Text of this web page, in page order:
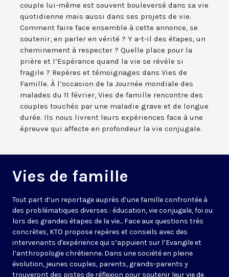
couple lui-même est souvent bouleversé dans sa vie
quotidienne mais aussi dans ses projets de vie.
Comment faire face ensemble à cette annonce, se
soutenir, en parler en vérité ? Y a-t-il des étapes, un
cheminement à respecter ? Quelle place pour la
prière et l’Espérance quand la vie se révèle si
fragile ? Repères et témoignages dans Vies de
Famille. À l’occasion de la Journée mondiale des
malades du 11 février, Vies de famille rencontre des
couples touchés par une maladie grave et de longue
durée. Ils nous livrent leurs expériences face à une
épreuve qui affecte en profondeur la vie conjugale.
Vies de famille
Tout part d’un reportage auprès d’une famille confrontée à
des problématiques diverses : éducation, vie conjugale, foi ou
lors des grandes étapes de la vie... Face aux questions très
concrètes, KTO propose repères et conseils avec des
intervenants d'expérience qui s’appuient sur l’Evangile et
l’anthropologie chrétienne. Dans une société en pleine
évolution, jeunes couples, parents, grands-parents y
trouveront des pistes de réflexion pour soutenir leur vie de